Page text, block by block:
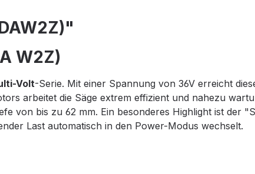
W2Z)
Volt-Serie. Mit einer Spannung von 36V erreicht
arbeitet die Säge extrem effizient und nahezu
von bis zu 62 mm. Ein besonderes Highlight ist der
Last automatisch in den Power-Modus wechselt.